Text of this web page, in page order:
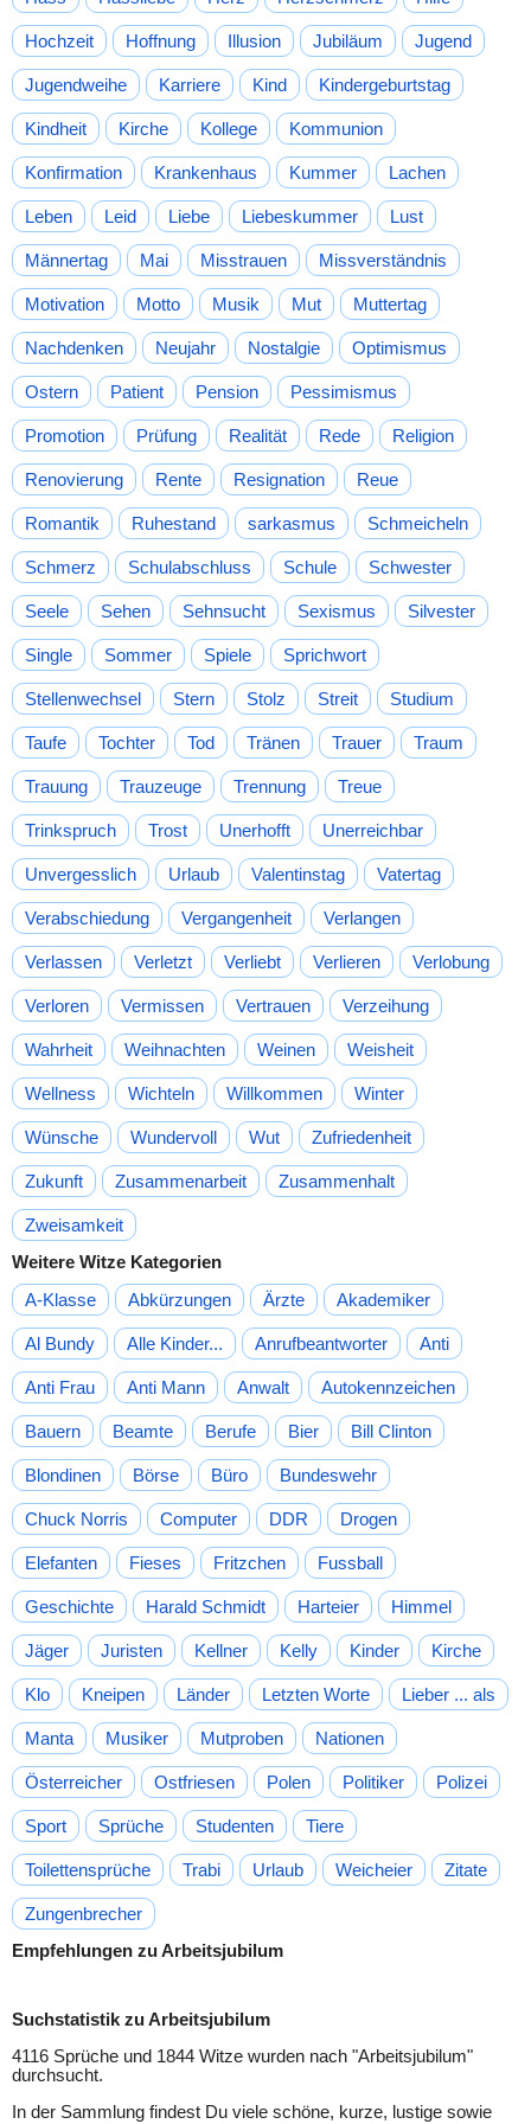
Hochzeit Hoffnung Illusion Jubiläum Jugend
Jugendweihe Karriere Kind Kindergeburtstag
Kindheit Kirche Kollege Kommunion
Konfirmation Krankenhaus Kummer Lachen
Leben Leid Liebe Liebeskummer Lust
Männertag Mai Misstrauen Missverständnis
Motivation Motto Musik Mut Muttertag
Nachdenken Neujahr Nostalgie Optimismus
Ostern Patient Pension Pessimismus
Promotion Prüfung Realität Rede Religion
Renovierung Rente Resignation Reue
Romantik Ruhestand sarkasmus Schmeicheln
Schmerz Schulabschluss Schule Schwester
Seele Sehen Sehnsucht Sexismus Silvester
Single Sommer Spiele Sprichwort
Stellenwechsel Stern Stolz Streit Studium
Taufe Tochter Tod Tränen Trauer Traum
Trauung Trauzeuge Trennung Treue
Trinkspruch Trost Unerhofft Unerreichbar
Unvergesslich Urlaub Valentinstag Vatertag
Verabschiedung Vergangenheit Verlangen
Verlassen Verletzt Verliebt Verlieren Verlobung
Verloren Vermissen Vertrauen Verzeihung
Wahrheit Weihnachten Weinen Weisheit
Wellness Wichteln Willkommen Winter
Wünsche Wundervoll Wut Zufriedenheit
Zukunft Zusammenarbeit Zusammenhalt
Zweisamkeit
Weitere Witze Kategorien
A-Klasse
Abkürzungen Ärzte Akademiker
Al Bundy Alle Kinder... Anrufbeantworter Anti
Anti Frau Anti Mann Anwalt Autokennzeichen
Bauern Beamte Berufe Bier Bill Clinton
Blondinen Börse Büro Bundeswehr
Chuck Norris Computer DDR Drogen
Elefanten Fieses Fritzchen Fussball
Geschichte Harald Schmidt Harteier Himmel
Jäger Juristen Kellner Kelly Kinder Kirche
Klo Kneipen Länder Letzten Worte Lieber ... als
Manta Musiker Mutproben Nationen
Österreicher Ostfriesen Polen Politiker Polizei
Sport Sprüche Studenten Tiere
Toilettensprüche Trabi Urlaub Weicheier Zitate
Zungenbrecher
Empfehlungen zu Arbeitsjubilum
Suchstatistik zu Arbeitsjubilum
4116 Sprüche und 1844 Witze wurden nach "Arbeitsjubilum"
durchsucht.
In der Sammlung findest Du viele schöne, kurze, lustige sowie